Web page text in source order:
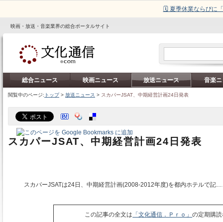
🗓️ 夏季休業ならびに
映画・放送・音楽業界の総合ポータルサイト
総合ニュース 映画ニュース 放送ニュース 音楽
閲覧中のページ: トップ> 放送ニュース > スカパーJSAT、中期経営計画24日発表
スカパーJSAT、中期経営計画24日発表
スカパーJSATは24日、中期経営計画(2008‐2012年度)を都内ホテルで記
この記事の全文は 「文化通信．Ｐｒｏ」の定期購